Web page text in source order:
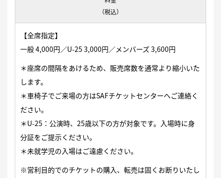
（税込）
【全席指定】
一般 4,000円／U-25 3,000円／メンバーズ 3,600円
＊座席の間隔をあけるため、販売席数を通常より縮小いた
します。
＊車椅子でご来場の方はSAFチケットセンターへご連絡く
ださい。
＊U-25：公演時、25歳以下の方が対象です。入場時に身
分証をご提示ください。
＊未就学児の入場はご遠慮ください。
※営利目的でのチケットの購入、転売は固くお断りいたし